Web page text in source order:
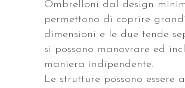
Ombrelloni dal design
permettono di coprire grandi
dimensioni e le due tende
si possono manovrare ed
maniera indipendente.
Le strutture possono essere